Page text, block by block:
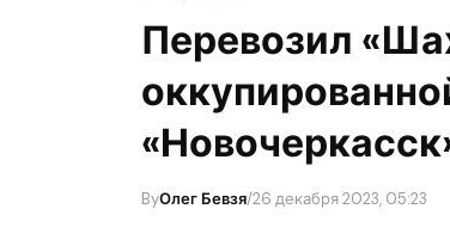
​Перевозил
ByОлег Бевзя/26 декабря 2023, 05:23